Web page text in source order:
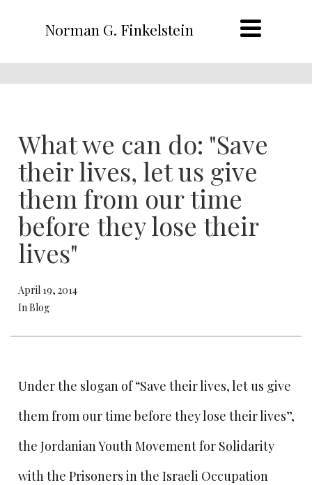
Norman G. Finkelstein
What we can do: "Save
their lives, let us give
them from our time
before they lose their
lives"
April 19, 2014
In Blog
Under the slogan of “Save their lives, let us give
them from our time before they lose their lives”,
the Jordanian Youth Movement for Solidarity
with the Prisoners in the Israeli Occupation